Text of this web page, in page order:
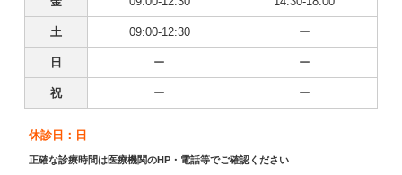
土 09:00-12:30 ー
日 ー ー
祝 ー ー
休診日：日
正確な診療時間は医療機関のHP・電話等でご確認ください